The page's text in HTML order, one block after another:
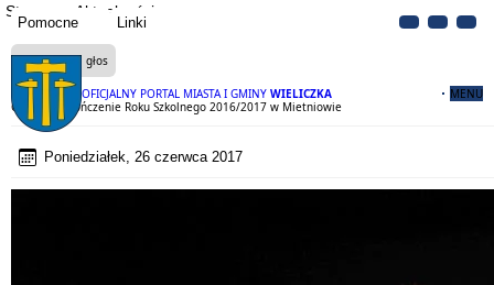
Pomocne Linki
OFICJALNY PORTAL MIASTA I GMINY WIELICZKA MENU
Strona Aktualności
Czytaj na głos
Gminne Zakończenie Roku Szkolnego 2016/2017 w Mietniowie
Poniedziałek, 26 czerwca 2017